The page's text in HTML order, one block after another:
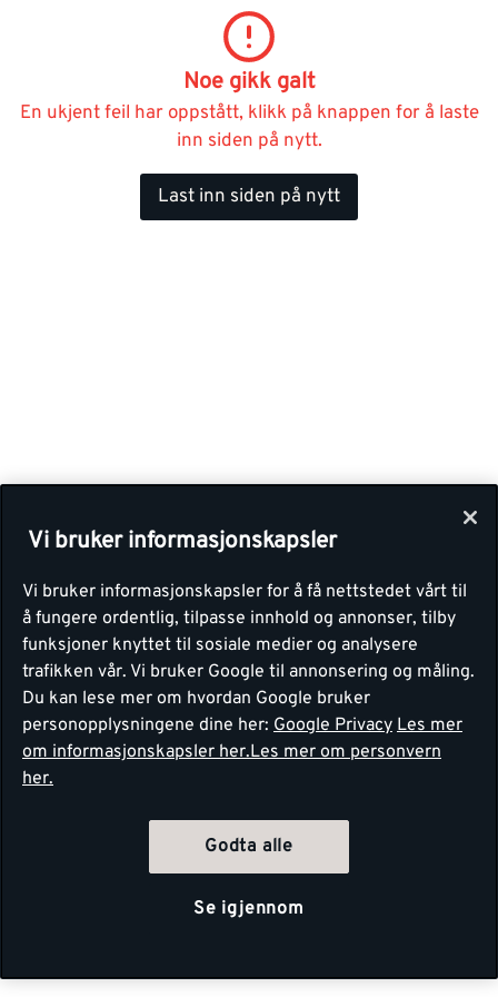
Noe gikk galt
En ukjent feil har oppstått, klikk på knappen for å laste
inn siden på nytt.
Last inn siden på nytt
Vi bruker informasjonskapsler
Vi bruker informasjonskapsler for å få nettstedet vårt til
å fungere ordentlig, tilpasse innhold og annonser, tilby
funksjoner knyttet til sosiale medier og analysere
trafikken vår. Vi bruker Google til annonsering og måling.
Du kan lese mer om hvordan Google bruker
personopplysningene dine her: Google Privacy Les mer
om informasjonskapsler her.Les mer om personvern
her.
Godta alle
Se igjennom